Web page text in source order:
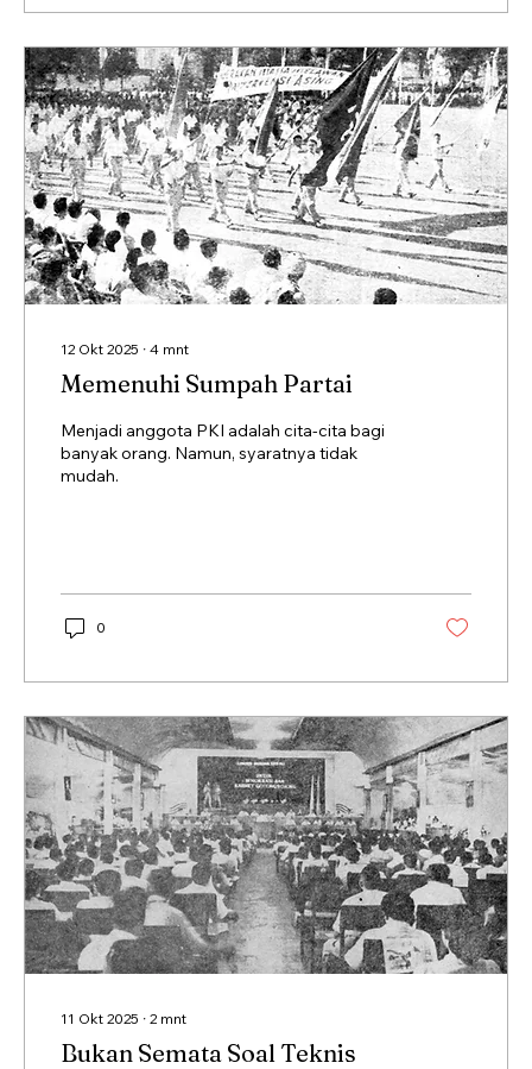
12 Okt 2025 ∙ 4 mnt
Memenuhi Sumpah Partai
Menjadi anggota PKI adalah cita-cita bagi
banyak orang. Namun, syaratnya tidak
mudah.
0
11 Okt 2025 ∙ 2 mnt
Bukan Semata Soal Teknis